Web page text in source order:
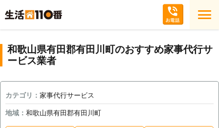
和歌山県有田郡有田川町のおすすめ家事代行サ
ービス業者
カテゴリ： 家事代行サービス
地域： 和歌山県有田郡有田川町